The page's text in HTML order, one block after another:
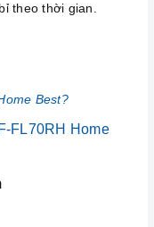
theo thời gian.
Best?